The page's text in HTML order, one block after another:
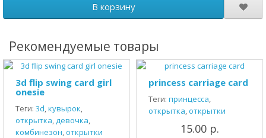
В корзину
Рекомендуемые товары
3d flip swing card girl
onesie
Теги: 3d,кувырок,
открытка,девочка,
комбинезон,открытки
princess carriage card
Теги: принцесса,
открытка,открытки
15.00 р.